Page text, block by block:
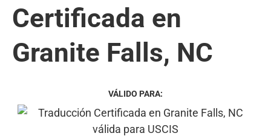
Certificada en
Granite Falls, NC
VÁLIDO PARA: